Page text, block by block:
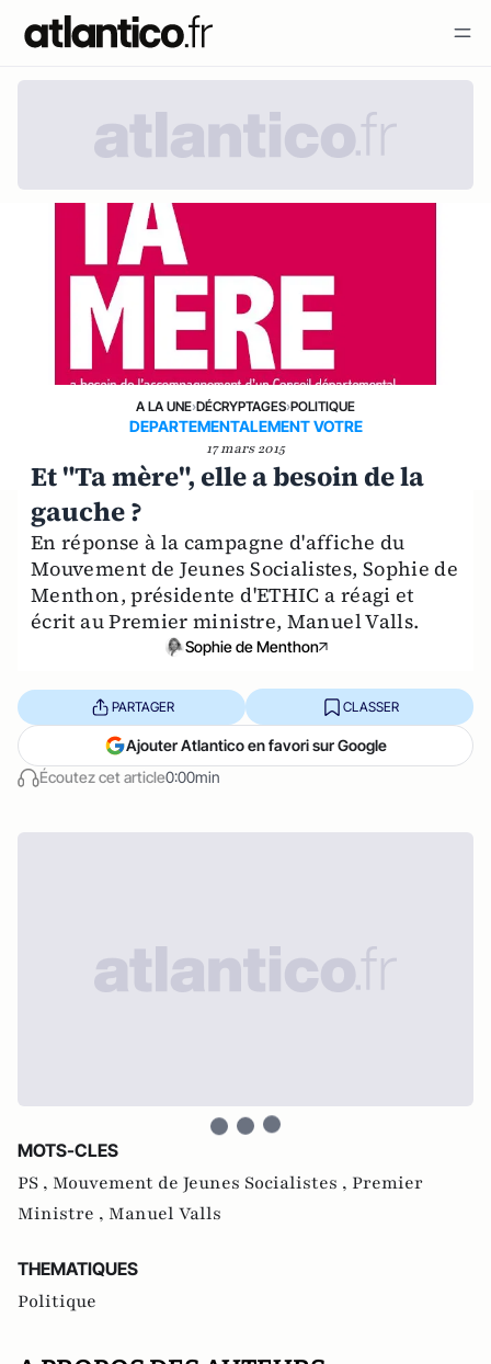
A LA UNE›DÉCRYPTAGES›POLITIQUE
DEPARTEMENTALEMENT VOTRE
17 mars 2015
Et "Ta mère", elle a besoin de la
gauche ?
En réponse à la campagne d'affiche du
Mouvement de Jeunes Socialistes, Sophie de
Menthon, présidente d'ETHIC a réagi et
écrit au Premier ministre, Manuel Valls.
Sophie de Menthon
Écoutez cet article0:00min
PARTAGER CLASSER
Ajouter Atlantico en favori sur Google
MOTS-CLES
PS , Mouvement de Jeunes Socialistes , Premier
Ministre , Manuel Valls
THEMATIQUES
Politique